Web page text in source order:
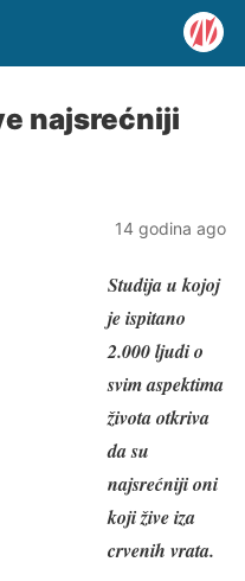
najsrećniji
14 godina ago
Studija u kojoj
je ispitano
2.000 ljudi o
svim aspektima
života otkriva
da su
najsrećniji oni
koji žive iza
crvenih vrata.